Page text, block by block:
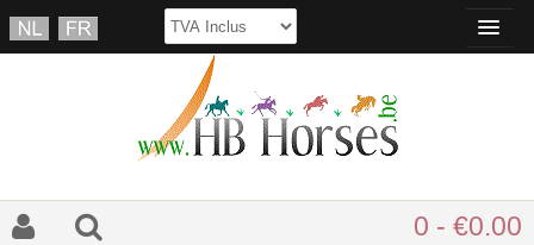
0 - €0.00